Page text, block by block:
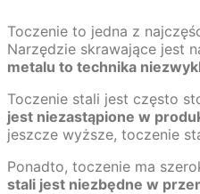
Toczenie to jedna z
Narzędzie skrawające jest
metalu to technika
Toczenie stali jest często
jest niezastąpione w
jeszcze wyższe, toczenie
Ponadto, toczenie ma
stali jest niezbędne w